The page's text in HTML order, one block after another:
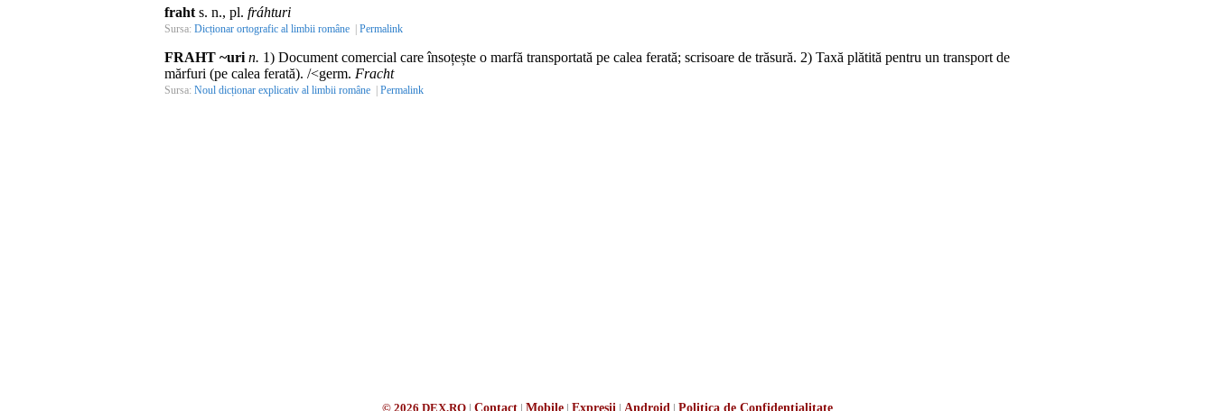
fraht s. n., pl. fráhturi
Sursa: Dicționar ortografic al limbii române | Permalink
FRAHT ~uri n. 1) Document comercial care însoțește o marfă transportată pe calea ferată; scrisoare de trăsură. 2) Taxă plătită pentru un transport de
mărfuri (pe calea ferată). /<germ. Fracht
Sursa: Noul dicționar explicativ al limbii române | Permalink
© 2026 DEX.RO| Contact| Mobile| Expresii | Android | Politica de Confidențialitate